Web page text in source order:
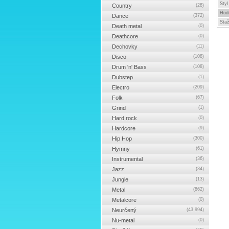
Styl
Country (28)
Dance (372)
Death metal (0)
Deathcore (0)
Dechovky (11)
Disco (108)
Drum 'n' Bass (108)
Dubstep (1)
Electro (209)
Folk (67)
Grind (1)
Hard rock (0)
Hardcore (9)
Hip Hop (300)
Hymny (61)
Instrumental (36)
Jazz (34)
Jungle (13)
Metal (862)
Metalcore (0)
Neurčený (43 994)
Nu-metal (0)